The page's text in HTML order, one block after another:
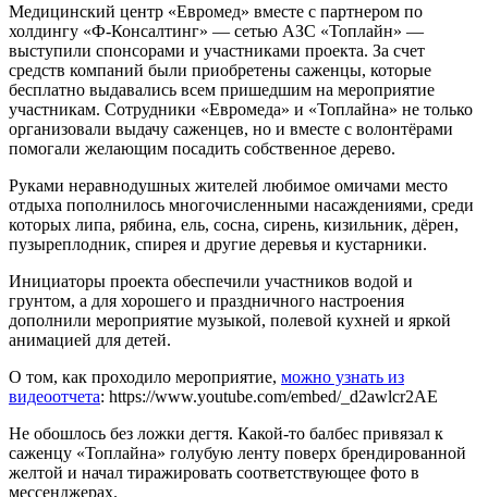
Медицинский центр «Евромед» вместе с партнером по
холдингу «Ф-Консалтинг» — сетью АЗС «Топлайн» —
выступили спонсорами и участниками проекта. За счет
средств компаний были приобретены саженцы, которые
бесплатно выдавались всем пришедшим на мероприятие
участникам. Сотрудники «Евромеда» и «Топлайна» не только
организовали выдачу саженцев, но и вместе с волонтёрами
помогали желающим посадить собственное дерево.
Руками неравнодушных жителей любимое омичами место
отдыха пополнилось многочисленными насаждениями, среди
которых липа, рябина, ель, сосна, сирень, кизильник, дёрен,
пузыреплодник, спирея и другие деревья и кустарники.
Инициаторы проекта обеспечили участников водой и
грунтом, а для хорошего и праздничного настроения
дополнили мероприятие музыкой, полевой кухней и яркой
анимацией для детей.
О том, как проходило мероприятие, можно узнать из
видеоотчета: https://www.youtube.com/embed/_d2awlcr2AE
Не обошлось без ложки дегтя. Какой-то балбес привязал к
саженцу «Топлайна» голубую ленту поверх брендированной
желтой и начал тиражировать соответствующее фото в
мессенджерах.